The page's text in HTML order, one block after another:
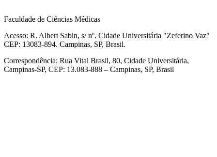
Faculdade de Ciências Médicas
Acesso: R. Albert Sabin, s/ nº. Cidade Universitária "Zeferino Vaz"
CEP: 13083-894. Campinas, SP, Brasil.
Correspondência: Rua Vital Brasil, 80, Cidade Universitária,
Campinas-SP, CEP: 13.083-888 – Campinas, SP, Brasil